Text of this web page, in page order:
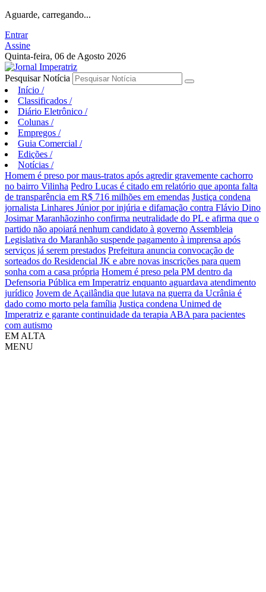
Aguarde, carregando...
Entrar
Assine
Quinta-feira, 06 de Agosto 2026
Pesquisar Notícia
Início /
Classificados /
Diário Eletrônico /
Colunas /
Empregos /
Guia Comercial /
Edições /
Notícias /
Homem é preso por maus-tratos após agredir gravemente cachorro
no bairro Vilinha Pedro Lucas é citado em relatório que aponta falta
de transparência em R$ 716 milhões em emendas Justiça condena
jornalista Linhares Júnior por injúria e difamação contra Flávio Dino
Josimar Maranhãozinho confirma neutralidade do PL e afirma que o
partido não apoiará nenhum candidato à governo Assembleia
Legislativa do Maranhão suspende pagamento à imprensa após
serviços já serem prestados Prefeitura anuncia convocação de
sorteados do Residencial JK e abre novas inscrições para quem
sonha com a casa própria Homem é preso pela PM dentro da
Defensoria Pública em Imperatriz enquanto aguardava atendimento
jurídico Jovem de Açailândia que lutava na guerra da Ucrânia é
dado como morto pela família Justiça condena Unimed de
Imperatriz e garante continuidade da terapia ABA para pacientes
com autismo
EM ALTA
MENU